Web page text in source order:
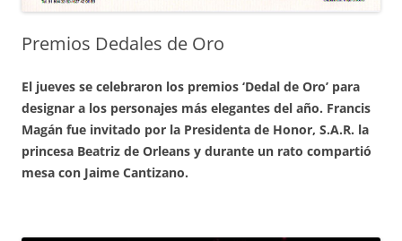
Premios Dedales de Oro
El jueves se celebraron los premios ‘Dedal de Oro’ para
designar a los personajes más elegantes del año. Francis
Magán fue invitado por la Presidenta de Honor, S.A.R. la
princesa Beatriz de Orleans y durante un rato compartió
mesa con Jaime Cantizano.